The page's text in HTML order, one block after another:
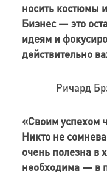
носить костюмы
Бизнес — это
идеям и
действительно
Ричард
«Своим успехом
Никто не
очень полезна в
необходима — в